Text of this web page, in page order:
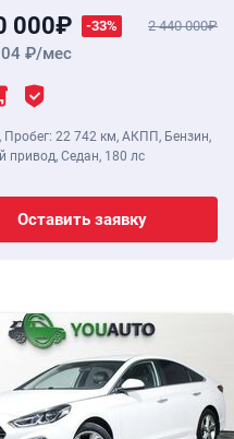
000 -33% 2 440 000
/мес
, Пробег: 22 742 км, АКПП, Бензин,
привод, Седан, 180 лс
Оставить заявку